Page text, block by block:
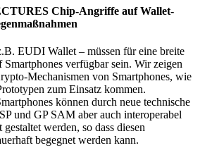
Chip-Angriffe auf Wallet-
EUDI Wallet – müssen für eine breite
verfügbar sein. Wir zeigen
Mechanismen von Smartphones, wie
zum Einsatz kommen.
können durch neue technische
und GP SAM aber auch interoperabel
werden, so dass diesen
begegnet werden kann.